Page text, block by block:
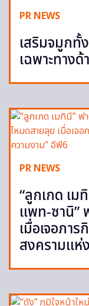
PR NEWS
เสริมจมูกทั้
เฉพาะทาง
PR NEWS
“ลูกเกด เม
แพท-ซานิ”
เมื่อเจอภา
สงครามแห่